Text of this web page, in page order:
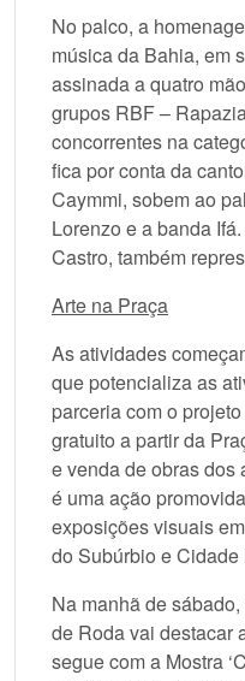
No palco, a
música da Bahia, em
assinada a quatro
grupos RBF –
concorrentes na
fica por conta da
Caymmi, sobem ao
Lorenzo e a banda
Castro, também
Arte na Praça
As atividades
que potencializa as
parceria com o
gratuito a partir da
e venda de obras dos
é uma ação
exposições visuais
do Subúrbio e Cidade
Na manhã de
de Roda vai destacar
segue com a Mostra